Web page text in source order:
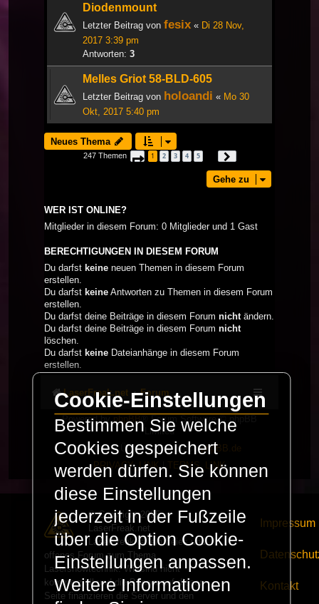
Diodenmount
Letzter Beitrag von fesix « Di 28 Nov,
2017 3:39 pm
Antworten: 3
Melles Griot 58-BLD-605
Letzter Beitrag von holoandi « Mo 30
Okt, 2017 5:40 pm
Neues Thema
247 Themen Seite 1von
1 2 3 4 5
Gehe zu
WER IST ONLINE?
Mitglieder in diesem Forum: 0 Mitglieder und 1 Gast
BERECHTIGUNGEN IN DIESEM FORUM
Du darfst keine neuen Themen in diesem Forum
erstellen.
Du darfst keine Antworten zu Themen in diesem Forum
erstellen.
Du darfst deine Beiträge in diesem Forum nicht ändern.
Du darfst deine Beiträge in diesem Forum nicht
löschen.
Du darfst keine Dateianhänge in diesem Forum
erstellen.
LaserFreak.net Forum
Powered byphpBB® Forum Software © phpBB
Limited
Deutsche Übersetzung durchphpBB.de
PRIVACY_LINK| TERMS_LINK
© Copyright 2025 -
LaserFreak.net
LaserFreak ist ein freies und
offenes Forum zum Thema
Lasershowtechnik. Wir sind nicht
kommerziell und die Banner auf dieser
Seite finanzieren die Server und den
Impressum
Kontakt
Cookie-Einstellungen
Bestimmen Sie welche
Cookies gespeichert
werden dürfen. Sie können
diese Einstellungen
jederzeit in der Fußzeile
über die Option Cookie-
Einstellungen anpassen.
Weitere Informationen